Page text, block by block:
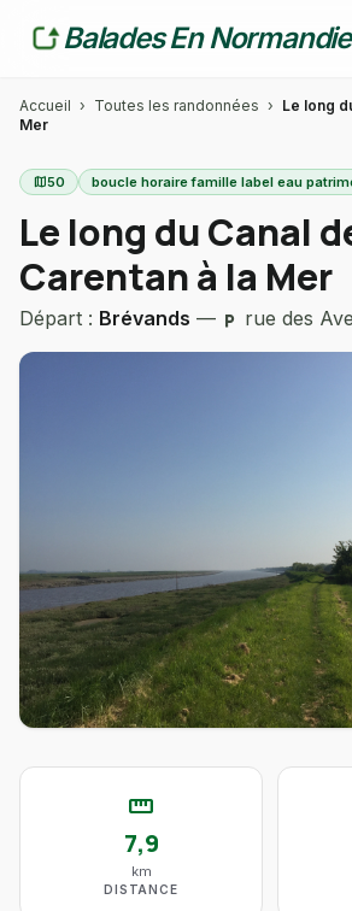
Balades En
Accueil › Toutes les randonnées › Le long
Mer
map50 boucle horaire famille label eau
Le long du Canal
Carentan à la Mer
Départ : Brévands — local_parking rue des
straighten
7,9
km
DISTANCE